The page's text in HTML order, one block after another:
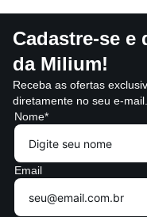
Cadastre-se e
da Milium!
Receba as ofertas
diretamente no seu e-mail.
Nome*
Email